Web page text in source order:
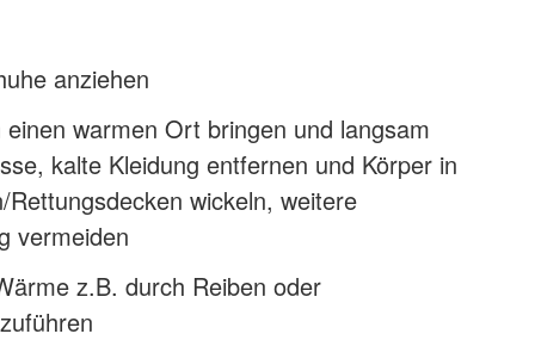
anziehen
warmen Ort bringen und langsam
kalte Kleidung entfernen und Körper in
Rettungsdecken wickeln, weitere
vermeiden
z.B. durch Reiben oder